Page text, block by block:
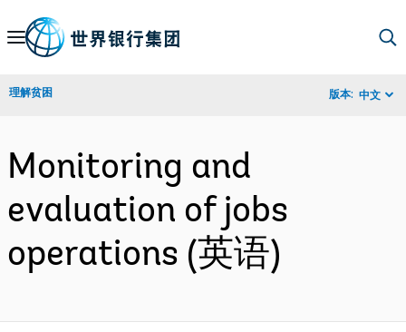
Skip
Navigation
理解贫困 版本: 中文
Monitoring and
evaluation of jobs
operations (英语)